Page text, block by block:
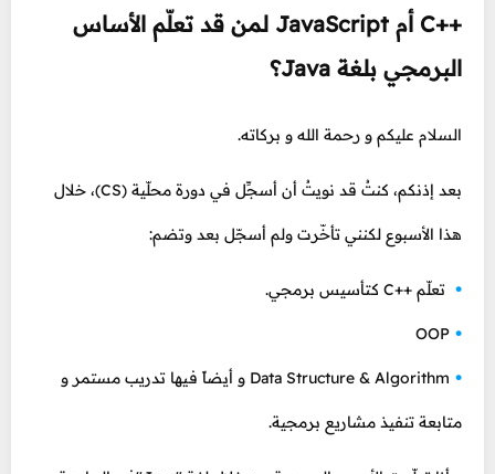
++C أم JavaScript لمن قد تعلّم الأساس
البرمجي بلغة Java؟
السلام عليكم و رحمة الله و بركاته.
بعد إذنكم، كنتُ قد نويتُ أن أسجِّل في دورة محلّية (CS)، خلال
هذا الأسبوع لكنني تأخّرت ولم أسجّل بعد وتضم:
تعلّم ++C كتأسيس برمجي.
OOP
Data Structure & Algorithm و أيضاً فيها تدريب مستمر و
متابعة تنفيذ مشاريع برمجية.